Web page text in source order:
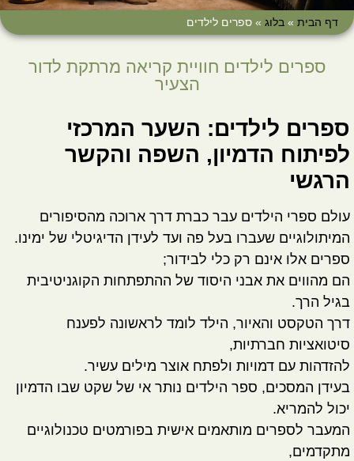
דף הבית » בלוג » ספרים לילדים
ספרים לילדים חוויית קריאה מרתקת לדור
הצעיר
ספרים לילדים: השער המרכזי
לפיתוח הדמיון, השפה והקשר
הרגשי
עולם ספרי הילדים עבר כברת דרך ארוכה מהסיפורים
המיתולוגיים שעברו בעל פה ועד לעידן הדיגיטלי של ימינו.
ספרים אלו אינם רק כלי לבידור;
הם מהווים את אבני היסוד של ההתפתחות הקוגניטיבית
בגיל הרך.
דרך הטקסט והאיור, הילד לומד לראשונה לפענח
סיטואציות חברתיות,
להזדהות עם דמויות ולפתח אוצר מילים עשיר.
בעידן המסכים, ספר הילדים נותר אי של שקט שבו הדמיון
יכול להמריא.
המעבר לספרים מותאמים אישית בפורמטים טכנולוגיים
מתקדמים,